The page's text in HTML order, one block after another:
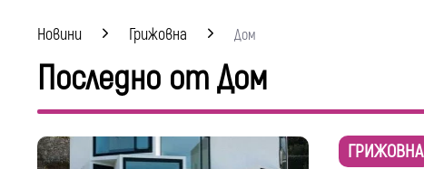
Новини Грижовна Дом
Последно от Дом
ГРИЖОВНА